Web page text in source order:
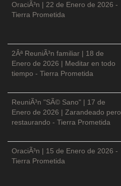
OraciÃ³n | 22 de Enero de 2026 -
Tierra Prometida
2Âª ReuniÃ³n familiar | 18 de
Enero de 2026 | Meditar en todo
tiempo - Tierra Prometida
ReuniÃ³n "SÃ© Sano" | 17 de
Enero de 2026 | Zarandeado pero
restaurando - Tierra Prometida
OraciÃ³n | 15 de Enero de 2026 -
Tierra Prometida